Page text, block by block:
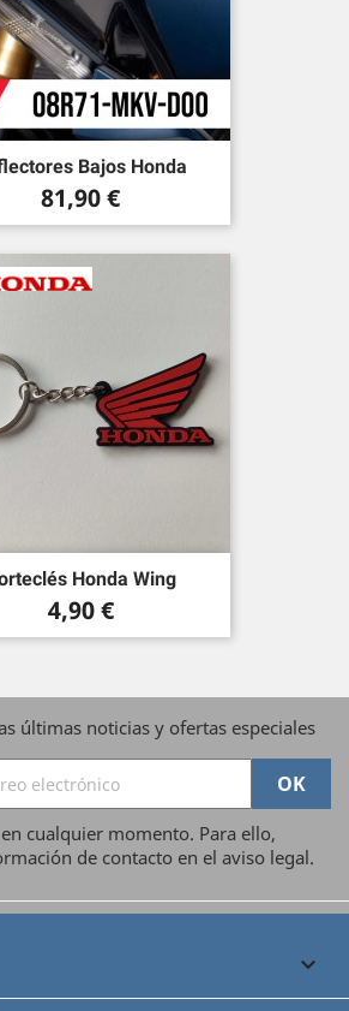
Bajos Honda
Precio
81,90 €
Honda Wing
Precio
4,90 €
últimas noticias y ofertas especiales
cualquier momento. Para ello,
de contacto en el aviso legal.
